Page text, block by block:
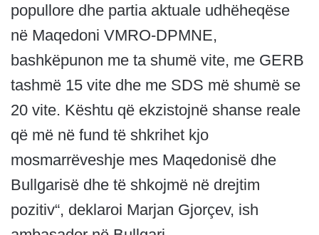
popullore dhe partia aktuale udhëheqëse
në Maqedoni VMRO-DPMNE,
bashkëpunon me ta shumë vite, me GERB
tashmë 15 vite dhe me SDS më shumë se
20 vite. Kështu që ekzistojnë shanse reale
që më në fund të shkrihet kjo
mosmarrëveshje mes Maqedonisë dhe
Bullgarisë dhe të shkojmë në drejtim
pozitiv“, deklaroi Marjan Gjorçev, ish